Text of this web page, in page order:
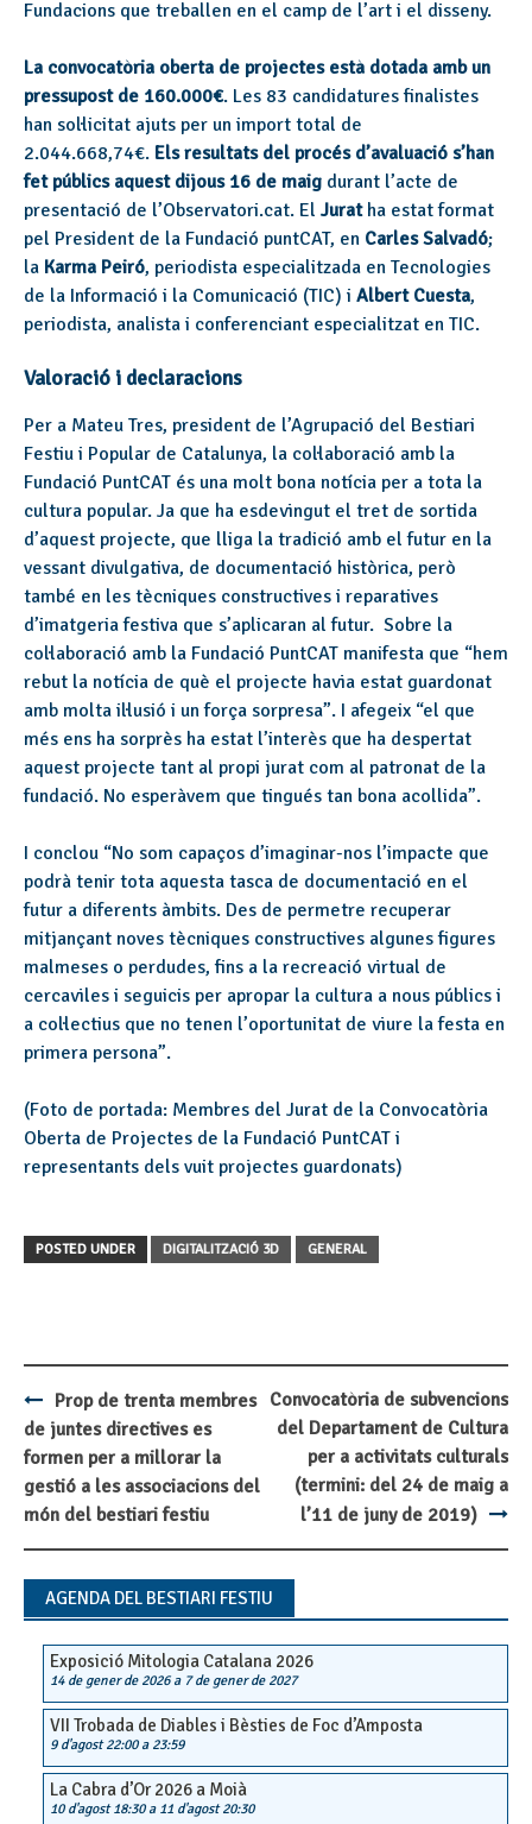
Fundacions que treballen en el camp de l’art i el disseny.
La convocatòria oberta de projectes està dotada amb un
pressupost de 160.000€. Les 83 candidatures finalistes
han sol·licitat ajuts per un import total de
2.044.668,74€. Els resultats del procés d’avaluació s’han
fet públics aquest dijous 16 de maig durant l’acte de
presentació de l’Observatori.cat. El Juratha estat format
pel President de la Fundació puntCAT, en Carles Salvadó;
la Karma Peiró, periodista especialitzada en Tecnologies
de la Informació i la Comunicació (TIC) i Albert Cuesta,
periodista, analista i conferenciant especialitzat en TIC.
Valoració i declaracions
Per a Mateu Tres, president de l’Agrupació del Bestiari
Festiu i Popular de Catalunya, la col·laboració amb la
Fundació PuntCAT és una molt bona notícia per a tota la
cultura popular. Ja que ha esdevingut el tret de sortida
d’aquest projecte, que lliga la tradició amb el futur en la
vessant divulgativa, de documentació històrica, però
també en les tècniques constructives i reparatives
d’imatgeria festiva que s’aplicaran al futur. Sobre la
col·laboració amb la Fundació PuntCAT manifesta que “hem
rebut la notícia de què el projecte havia estat guardonat
amb molta il·lusió i un força sorpresa”. I afegeix “el que
més ens ha sorprès ha estat l’interès que ha despertat
aquest projecte tant al propi jurat com al patronat de la
fundació. No esperàvem que tingués tan bona acollida”.
I conclou “No som capaços d’imaginar-nos l’impacte que
podrà tenir tota aquesta tasca de documentació en el
futur a diferents àmbits. Des de permetre recuperar
mitjançant noves tècniques constructives algunes figures
malmeses o perdudes, fins a la recreació virtual de
cercaviles i seguicis per apropar la cultura a nous públics i
a col·lectius que no tenen l’oportunitat de viure la festa en
primera persona”.
(Foto de portada: Membres del Jurat de la Convocatòria
Oberta de Projectes de la Fundació PuntCAT i
representants dels vuit projectes guardonats)
POSTED UNDER DIGITALITZACIÓ 3D GENERAL
Post
navigation
Prop de trenta membres
de juntes directives es
formen per a millorar la
gestió a les associacions del
món del bestiari festiu
Convocatòria de subvencions
del Departament de Cultura
per a activitats culturals
(termini: del 24 de maig a
l’11 de juny de 2019)
AGENDA DEL BESTIARI FESTIU
Exposició Mitologia Catalana 2026
14 de gener de 2026a 7 de gener de 2027
VII Trobada de Diables i Bèsties de Foc d’Amposta
9 d'agost 22:00a 23:59
La Cabra d’Or 2026 a Moià
10 d'agost 18:30a 11 d'agost 20:30